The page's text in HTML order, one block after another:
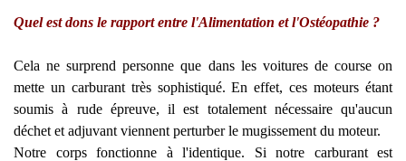
Quel est dons le rapport entre l'Alimentation et l'Ostéopathie ?
Cela ne surprend personne que dans les voitures de course on
mette un carburant très sophistiqué. En effet, ces moteurs étant
soumis à rude épreuve, il est totalement nécessaire qu'aucun
déchet et adjuvant viennent perturber le mugissement du moteur.
Notre corps fonctionne à l'identique. Si notre carburant est